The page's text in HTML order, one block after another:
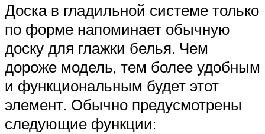
Доска в гладильной системе только
по форме напоминает обычную
доску для глажки белья. Чем
дороже модель, тем более удобным
и функциональным будет этот
элемент. Обычно предусмотрены
следующие функции: